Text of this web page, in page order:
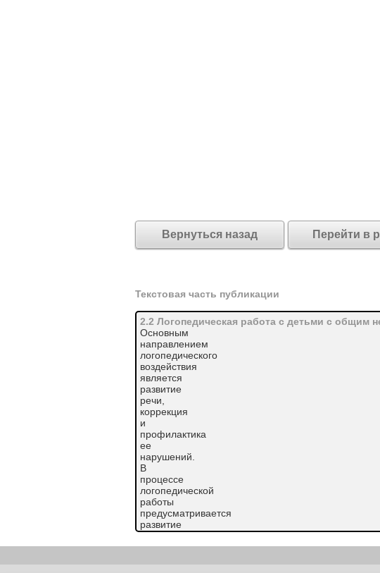
Вернуться назад Перейти в
Текстовая часть публикации
2.2 Логопедическая работа с детьми с общим
Основным
направлением
логопедического
воздействия
является
развитие
речи,
коррекция
и
профилактика
ее
нарушений.
В
процессе
логопедической
работы
предусматривается
развитие
сенсорных
функций;
развитие моторики, особенно речевой моторики;